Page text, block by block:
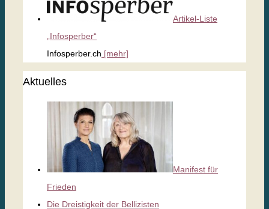
Artikel-Liste
„Infosperber“
Infosperber.ch [mehr]
Aktuelles
Manifest für
Frieden
Die Dreistigkeit der Bellizisten